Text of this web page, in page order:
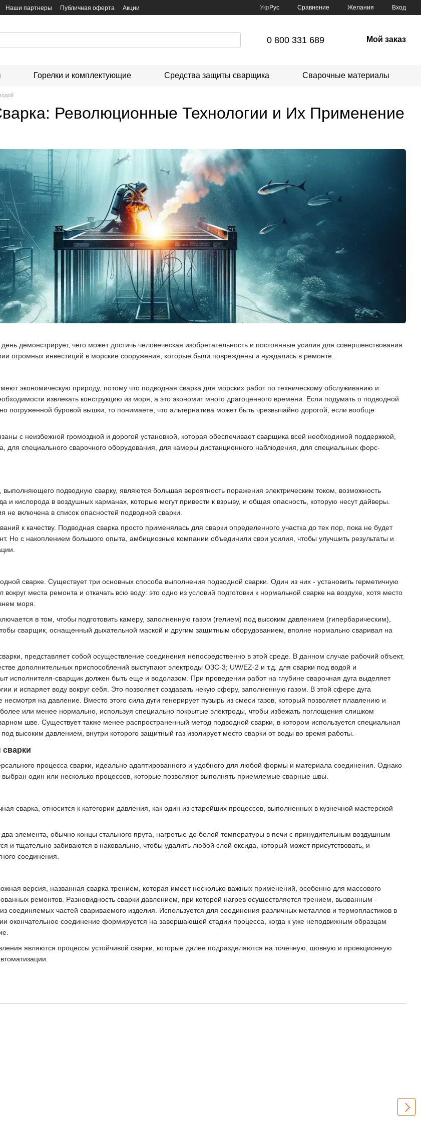
Наши партнеры Публичная оферта Акции Укр Рус Сравнение Желания Вход
0 800 331 689 Мой заказ
Горелки и комплектующие Средства защиты сварщика Сварочные материалы
Революционные Технологии и Их Применение
демонстрирует, чего может достичь человеческая изобретательность и постоянные усилия для совершенствования
огромных инвестиций в морские сооружения, которые были повреждены и нуждались в ремонте.
экономическую природу, потому что подводная сварка для морских работ по техническому обслуживанию и
извлекать конструкцию из моря, а это экономит много драгоценного времени. Если подумать о подводной
погруженной буровой вышки, то понимаете, что альтернатива может быть чрезвычайно дорогой, если вообще
с неизбежной громоздкой и дорогой установкой, которая обеспечивает сварщика всей необходимой поддержкой,
для специального сварочного оборудования, для камеры дистанционного наблюдения, для специальных форс-
подводную сварку, являются большая вероятность поражения электрическим током, возможность
и кислорода в воздушных карманах, которые могут привести к взрыву, и общая опасность, которую несут дайверы.
не включена в список опасностей подводной сварки.
к качеству. Подводная сварка просто применялась для сварки определенного участка до тех пор, пока не будет
Но с накоплением большого опыта, амбициозные компании объединили свои усилия, чтобы улучшить результаты и
сварке. Существует три основных способа выполнения подводной сварки. Один из них - установить герметичную
вокруг места ремонта и откачать всю воду: это одно из условий подготовки к нормальной сварке на воздухе, хотя место
моря.
в том, чтобы подготовить камеру, заполненную газом (гелием) под высоким давлением (гипербарическим),
сварщик, оснащенный дыхательной маской и другим защитным оборудованием, вполне нормально сваривал на
представляет собой осуществление соединения непосредственно в этой среде. В данном случае рабочий объект,
дополнительных приспособлений выступают электроды ОЗС-3; UW/EZ-2 и т.д. для сварки под водой и
исполнителя-сварщик должен быть еще и водолазом. При проведении работ на глубине сварочная дуга выделяет
и испаряет воду вокруг себя. Это позволяет создавать некую сферу, заполненную газом. В этой сфере дуга
несмотря на давление. Вместо этого сила дуги генерирует пузырь из смеси газов, который позволяет плавлению и
или менее нормально, используя специально покрытые электроды, чтобы избежать поглощения слишком
шве. Существует также менее распространенный метод подводной сварки, в котором используется специальная
высоким давлением, внутри которого защитный газ изолирует место сварки от воды во время работы.
процесса сварки, идеально адаптированного и удобного для любой формы и материала соединения. Однако
один или несколько процессов, которые позволяют выполнять приемлемые сварные швы.
сварка, относится к категории давления, как один из старейших процессов, выполненных в кузнечной мастерской
два элемента, обычно концы стального прута, нагретые до белой температуры в печи с принудительным воздушным
и тщательно забиваются в наковальню, чтобы удалить любой слой оксида, который может присутствовать, и
соединения.
версия, названная сварка трением, которая имеет несколько важных применений, особенно для массового
ремонтов. Разновидность сварки давлением, при которой нагрев осуществляется трением, вызванным -
частей свариваемого изделия. Используется для соединения различных металлов и термопластиков в
окончательное соединение формируется на завершающей стадии процесса, когда к уже неподвижным образцам
являются процессы устойчивой сварки, которые далее подразделяются на точечную, шовную и проекционную